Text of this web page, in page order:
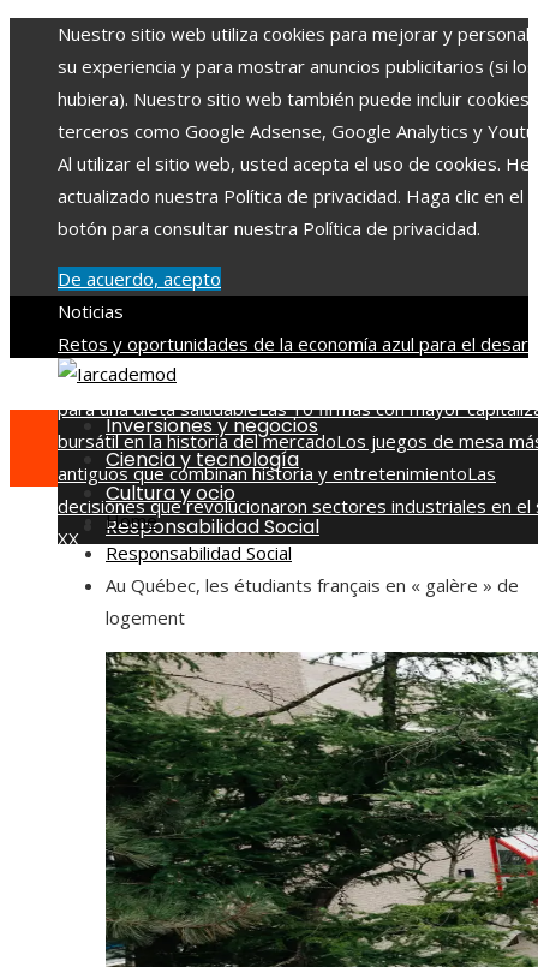
Nuestro sitio web utiliza cookies para mejorar y
su experiencia y para mostrar anuncios publicitarios (si los
hubiera). Nuestro sitio web también puede incluir cookies
terceros como Google Adsense, Google Analytics y
Al utilizar el sitio web, usted acepta el uso de cookies.
actualizado nuestra Política de privacidad. Haga clic en el
botón para consultar nuestra Política de privacidad.
De acuerdo, acepto
Noticias
Retos y oportunidades de la economía azul para el
en BeliceBeneficios de la vitamina C y qué alimentos la
para una dieta saludableLas 10 firmas con mayor
bursátil en la historia del mercadoLos juegos de mesa
antiguos que combinan historia y entretenimientoLas
decisiones que revolucionaron sectores industriales en el
XX
jueves, agosto 6
Inversiones y negocios
Ciencia y tecnología
Cultura y ocio
Responsabilidad Social
Home
Responsabilidad Social
Au Québec, les étudiants français en « galère » de
logement